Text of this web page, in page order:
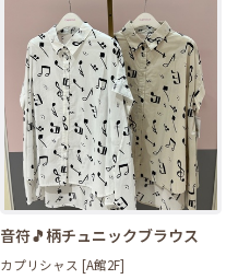
音符🎵柄チュニックブラウス
カプリシャス [A館2F]